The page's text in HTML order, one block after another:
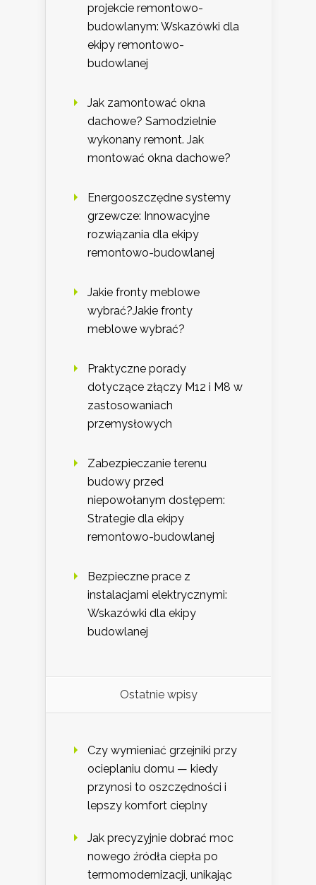
projekcie remontowo-
budowlanym: Wskazówki dla
ekipy remontowo-
budowlanej
Jak zamontować okna
dachowe? Samodzielnie
wykonany remont. Jak
montować okna dachowe?
Energooszczędne systemy
grzewcze: Innowacyjne
rozwiązania dla ekipy
remontowo-budowlanej
Jakie fronty meblowe
wybrać?Jakie fronty
meblowe wybrać?
Praktyczne porady
dotyczące złączy M12 i M8 w
zastosowaniach
przemysłowych
Zabezpieczanie terenu
budowy przed
niepowołanym dostępem:
Strategie dla ekipy
remontowo-budowlanej
Bezpieczne prace z
instalacjami elektrycznymi:
Wskazówki dla ekipy
budowlanej
Ostatnie wpisy
Czy wymieniać grzejniki przy
ocieplaniu domu — kiedy
przynosi to oszczędności i
lepszy komfort cieplny
Jak precyzyjnie dobrać moc
nowego źródła ciepła po
termomodernizacji, unikając